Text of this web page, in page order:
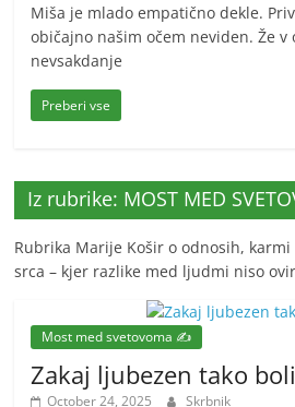
Miša je mlado empatično dekle.
običajno našim očem neviden. Že v
nevsakdanje
Preberi vse
Iz rubrike: MOST MED
Rubrika Marije Košir o odnosih,
srca – kjer razlike med ljudmi niso
Most med svetovoma ✍️
Zakaj ljubezen tako
October 24, 2025 Skrbnik